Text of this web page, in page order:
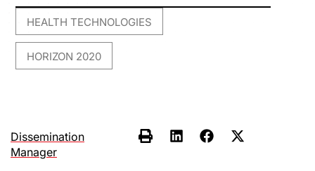
HEALTH TECHNOLOGIES
HORIZON 2020
Dissemination
Manager